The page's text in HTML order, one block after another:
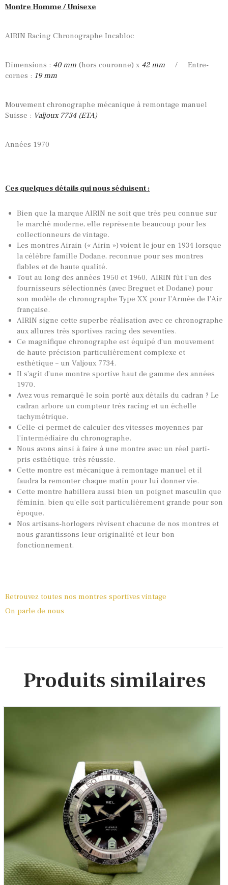
Montre Homme / Unisexe
AIRIN Racing Chronographe Incabloc
Dimensions : 40 mm (hors couronne) x 42 mm / Entre-
cornes : 19 mm
Mouvement chronographe mécanique à remontage manuel
Suisse : Valjoux 7734 (ETA)
Années 1970
Ces quelques détails qui nous séduisent :
Bien que la marque AIRIN ne soit que très peu connue sur
le marché moderne, elle représente beaucoup pour les
collectionneurs de vintage.
Les montres Airain (« Airin ») voient le jour en 1934 lorsque
la célèbre famille Dodane, reconnue pour ses montres
fiables et de haute qualité.
Tout au long des années 1950 et 1960, AIRIN fût l’un des
fournisseurs sélectionnés (avec Breguet et Dodane) pour
son modèle de chronographe Type XX pour l’Armée de l’Air
française.
AIRIN signe cette superbe réalisation avec ce chronographe
aux allures très sportives racing des seventies.
Ce magnifique chronographe est équipé d’un mouvement
de haute précision particulièrement complexe et
esthétique – un Valjoux 7734.
Il s’agit d’une montre sportive haut de gamme des années
1970.
Avez vous remarqué le soin porté aux détails du cadran ? Le
cadran arbore un compteur très racing et un échelle
tachymétrique.
Celle-ci permet de calculer des vitesses moyennes par
l’intermédiaire du chronographe.
Nous avons ainsi à faire à une montre avec un réel parti-
pris esthétique, très réussie.
Cette montre est mécanique à remontage manuel et il
faudra la remonter chaque matin pour lui donner vie.
Cette montre habillera aussi bien un poignet masculin que
féminin, bien qu’elle soit particulièrement grande pour son
époque.
Nos artisans-horlogers révisent chacune de nos montres et
nous garantissons leur originalité et leur bon
fonctionnement.
Retrouvez toutes nos montres sportives vintage
On parle de nous
Produits similaires